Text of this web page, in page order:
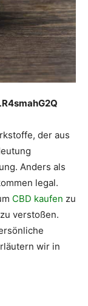
der aus
Anders als
legal.
CBD kaufen zu
verstoßen.
wir in